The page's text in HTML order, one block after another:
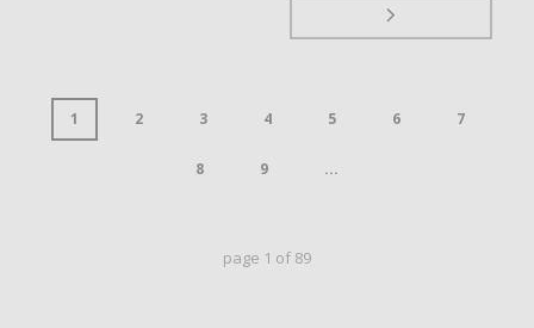
1 2 3 4 5 6 7
8 9 ...
page 1 of 89